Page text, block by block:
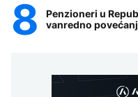
Penzioneri u
vanredno